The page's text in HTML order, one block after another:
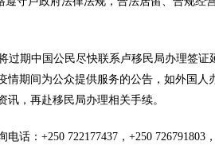
过期中国公民尽快联系卢移民局办理签证
情期间为公众提供服务的公告，如外国人
讯，再赴移民局办理相关手续。
话：+250 722177437，+250 726791803